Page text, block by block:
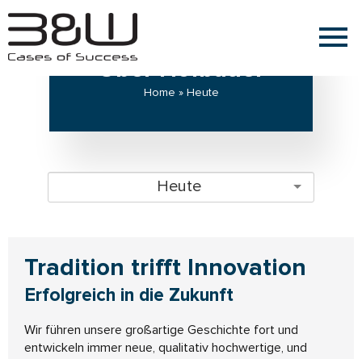
Über Hofbauer
Home » Heute
Heute
Tradition trifft Innovation
Erfolgreich in die Zukunft
Wir führen unsere großartige Geschichte fort und
entwickeln immer neue, qualitativ hochwertige, und